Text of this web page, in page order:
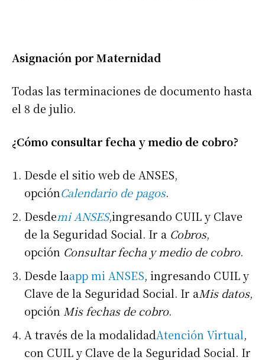
Suscribirme gratis
Dirección de correo electrónico*
Nombre
Asignación por Maternidad
Todas las terminaciones de documento hasta
el 8 de julio.
¿Cómo consultar fecha y medio de cobro?
Desde el sitio web de ANSES,
opciónCalendario de pagos.
Desdemi ANSES,ingresando CUIL y Clave
de la Seguridad Social. Ir a Cobros,
opción Consultar fecha y medio de cobro.
Desde laapp mi ANSES, ingresando CUIL y
Clave de la Seguridad Social. Ir aMis datos,
opción Mis fechas de cobro.
A través de la modalidadAtención Virtual,
con CUIL y Clave de la Seguridad Social. Ir